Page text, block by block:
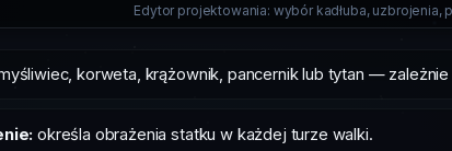
Edytor projektowania: wybór kadłuba, uzbrojenia,
korweta, krążownik, pancernik lub tytan — zależnie
określa obrażenia statku w każdej turze walki.